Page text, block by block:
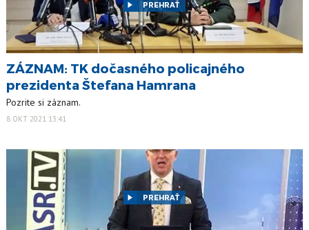
PREHRAŤ
ZÁZNAM: TK dočasného policajného
prezidenta Štefana Hamrana
Pozrite si záznam.
8 OKT 2021 13:41
PREHRAŤ